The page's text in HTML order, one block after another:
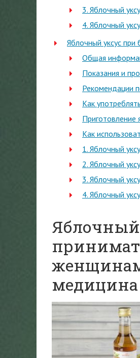
3. Яблочный
4. Яблочный
Яблочный уксус при
Общая
Показания и
Рекомендации
Как
Приготовление
Как
1. Яблочный
2. Яблочный
3. Яблочный
4. Яблочный
Яблочный
медицина